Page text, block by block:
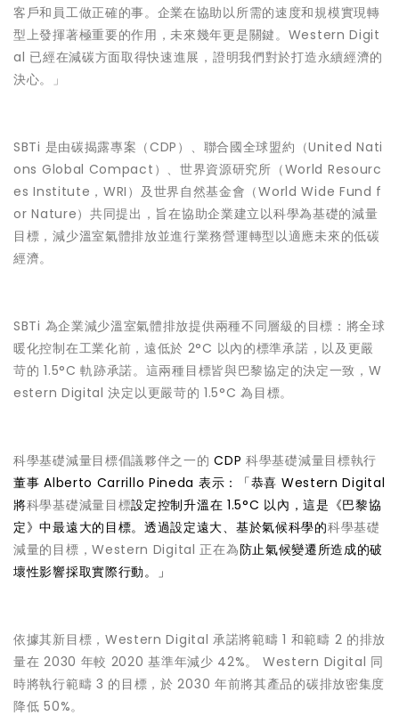
客戶和員工做正確的事。企業在協助以所需的速度和規模實現轉
型上發揮著極重要的作用，未來幾年更是關鍵。Western Digit
al 已經在減碳方面取得快速進展，證明我們對於打造永續經濟的
決心。」
SBTi 是由碳揭露專案（CDP）、聯合國全球盟約（United Nati
ons Global Compact）、世界資源研究所（World Resourc
es Institute，WRI）及世界自然基金會（World Wide Fund f
or Nature）共同提出，旨在協助企業建立以科學為基礎的減量
目標，減少溫室氣體排放並進行業務營運轉型以適應未來的低碳
經濟。
SBTi 為企業減少溫室氣體排放提供兩種不同層級的目標：將全球
暖化控制在工業化前，遠低於 2°C 以內的標準承諾，以及更嚴
苛的 1.5°C 軌跡承諾。這兩種目標皆與巴黎協定的決定一致，W
estern Digital 決定以更嚴苛的 1.5°C 為目標。
科學基礎減量目標倡議夥伴之一的CDP科學基礎減量目標執行
董事 Alberto Carrillo Pineda 表示：「恭喜 Western Digital
將科學基礎減量目標設定控制升溫在 1.5°C 以內，這是《巴黎協
定》中最遠大的目標。透過設定遠大、基於氣候科學的科學基礎
減量的目標，Western Digital 正在為防止氣候變遷所造成的破
壞性影響採取實際行動。」
依據其新目標，Western Digital 承諾將範疇 1 和範疇 2 的排放
量在 2030 年較 2020 基準年減少 42%。 Western Digital 同
時將執行範疇 3 的目標，於 2030 年前將其產品的碳排放密集度
降低 50%。